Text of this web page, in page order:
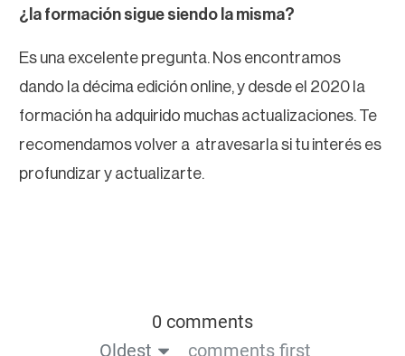
¿la formación sigue siendo la misma?
Es una excelente pregunta. Nos encontramos
dando la décima edición online, y desde el 2020 la
formación ha adquirido muchas actualizaciones. Te
recomendamos volver a atravesarla si tu interés es
profundizar y actualizarte.
0 comments
Oldest
comments first